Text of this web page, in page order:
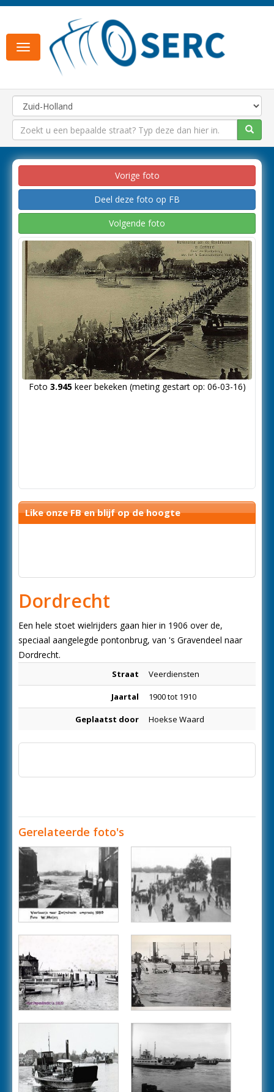
Toggle
navigation
Vorige foto
Deel deze foto op FB
Volgende foto
Foto 3.945keer bekeken (meting gestart op: 06-03-16)
Like onze FB en blijf op de hoogte
Dordrecht
Een hele stoet wielrijders gaan hier in 1906 over de,
speciaal aangelegde pontonbrug, van 's Gravendeel naar
Dordrecht.
Straat Veerdiensten
Jaartal 1900 tot 1910
Geplaatst door Hoekse Waard
Gerelateerde foto's